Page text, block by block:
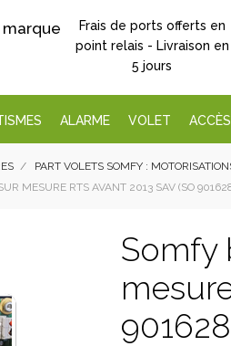
Frais de ports offerts en
point relais - Livraison en
5 jours
ALARME VOLET
PART VOLETS SOMFY :
MESURE RTS AVANT 2013 SAV (SO
Somfy